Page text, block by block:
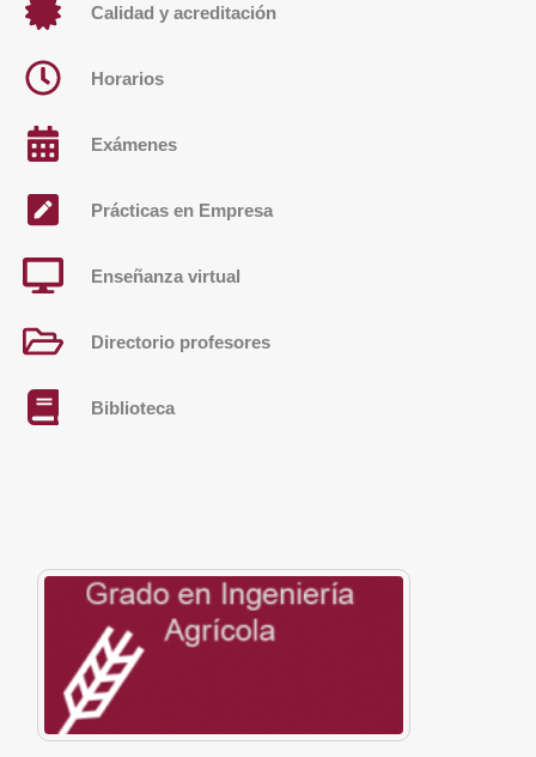
Calidad y acreditación
Horarios
Exámenes
Prácticas en Empresa
Enseñanza virtual
Directorio profesores
Biblioteca